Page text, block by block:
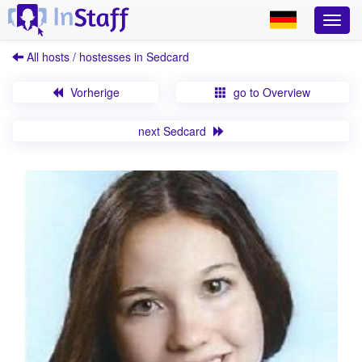
All hosts / hostesses in Sedcard
Vorherige go to Overview
next Sedcard